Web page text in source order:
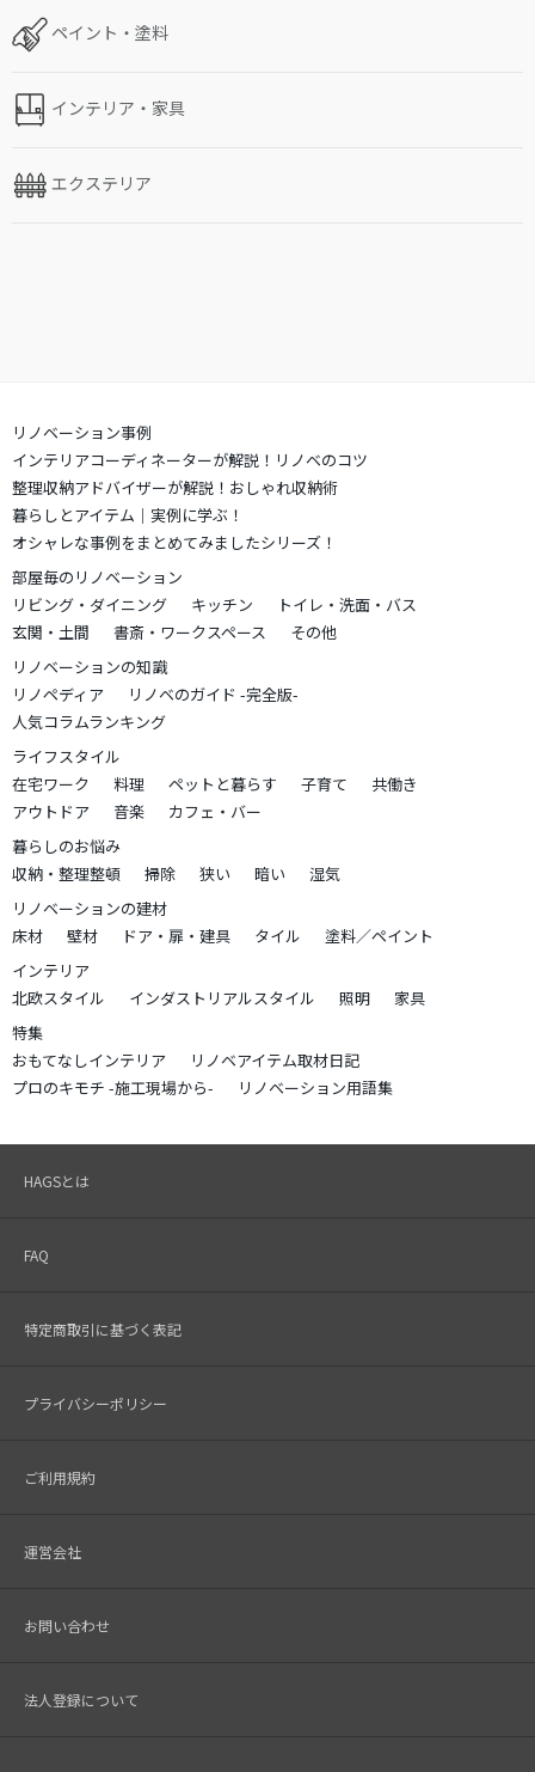
ペイント・塗料
インテリア・家具
エクステリア
リノベーション事例
インテリアコーディネーターが解説！リノベのコツ
整理収納アドバイザーが解説！おしゃれ収納術
暮らしとアイテム｜実例に学ぶ！
オシャレな事例をまとめてみましたシリーズ！
部屋毎のリノベーション
リビング・ダイニング
キッチン
トイレ・洗面・バス
玄関・土間
書斎・ワークスペース
その他
リノベーションの知識
リノペディア
リノベのガイド -完全版-
人気コラムランキング
ライフスタイル
在宅ワーク
料理 ペットと暮らす 子育て
共働き
アウトドア
音楽
カフェ・バー
暮らしのお悩み
収納・整理整頓
掃除 狭い 暗い
湿気
リノベーションの建材
床材
壁材 ドア・扉・建具 タイル
塗料／ペイント
インテリア
北欧スタイル
インダストリアルスタイル 照明
家具
特集
おもてなしインテリア
リノベアイテム取材日記
プロのキモチ -施工現場から-
リノベーション用語集
HAGSとは
FAQ
特定商取引に基づく表記
プライバシーポリシー
ご利用規約
運営会社
お問い合わせ
法人登録について